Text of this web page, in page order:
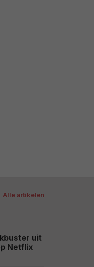
uit
Netflix
Alle artikelen